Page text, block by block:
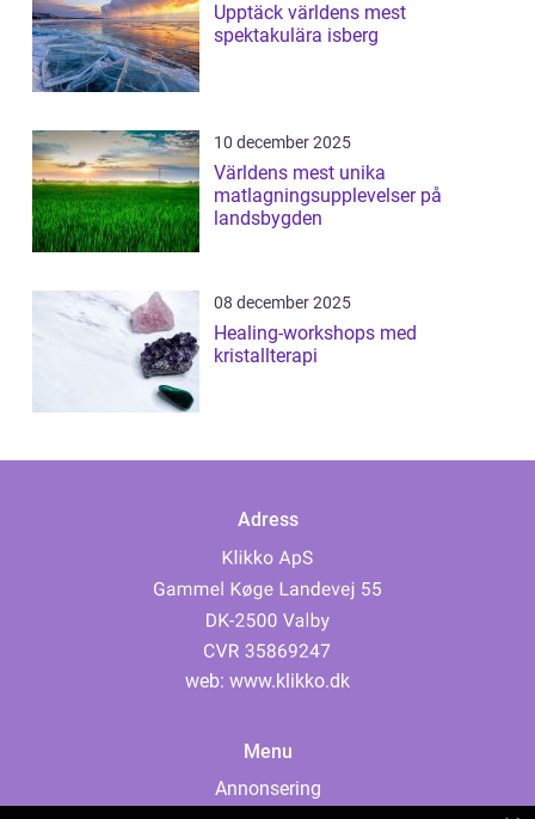
Upptäck världens mest
spektakulära isberg
10 december 2025
Världens mest unika
matlagningsupplevelser på
landsbygden
08 december 2025
Healing-workshops med
kristallterapi
Adress
web: www.klikko.dk
Menu
Annonsering